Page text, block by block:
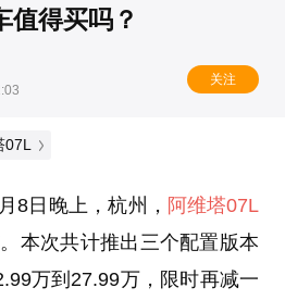
值得买吗？
关注
07L
8日晚上，杭州， 阿维塔07L
本次共计推出三个配置版本
万到27.99万，限时再减一